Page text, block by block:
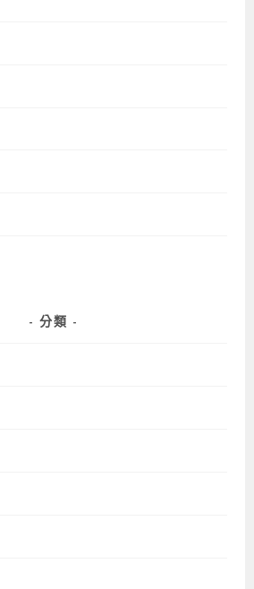
分類